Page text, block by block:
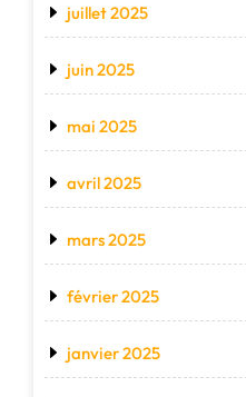
juillet 2025
juin 2025
mai 2025
avril 2025
mars 2025
février 2025
janvier 2025